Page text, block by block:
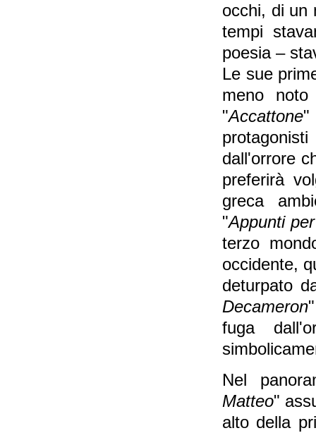
occhi, di un
tempi
poesia –
Le sue
meno
"Accattone"
dall'orrore
preferirà
greca
"Appunti
terzo
occidente,
deturpato
Decameron
fuga
Nel
Matteo"
alto della